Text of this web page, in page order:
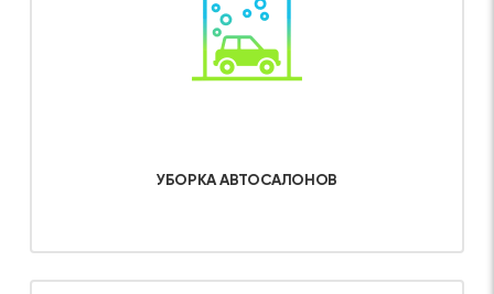
УБОРКА АВТОСАЛОНОВ
Об услуге